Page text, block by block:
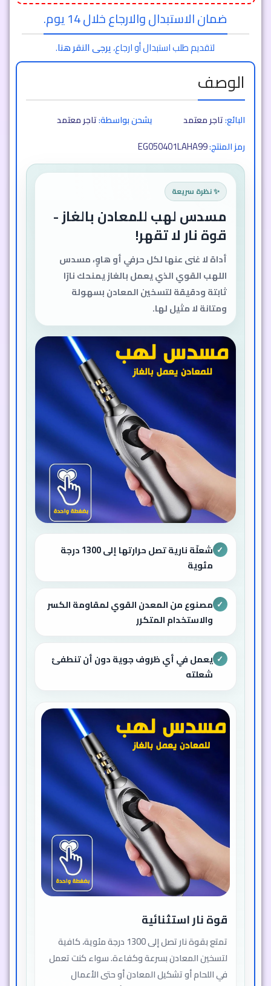
ضمان الاستبدال والارجاع خلال 14 يوم.
لتقديم طلب استبدال أو ارجاع،يرجى النقر هنا.
الوصف
البائع:تاجر معتمد يشحن بواسطة:تاجر معتمد
رمز المنتج:EG050401LAHA99
✨ نظرة سريعة
مسدس لهب غاز قوي للمعادن
- شعلّة لا تُطفأ
احصل على أداة لا غنى عنها في ورشتك أو
منزلك: مسدس لهب غاز مصمم لتحمل
الاستخدام الشاق، بشعلّة نارية قوية تتحدى
الهواء وتُسخّن المعادن بسهولة. متانة
استثنائية وعمر افتراضي طويل يضمنان لك
أداءً موثوقًا لسنوات.
والمعادن الأخرى
شعلّة مستقرة لا تتأثر بالرياح أو
الظروف الجوية